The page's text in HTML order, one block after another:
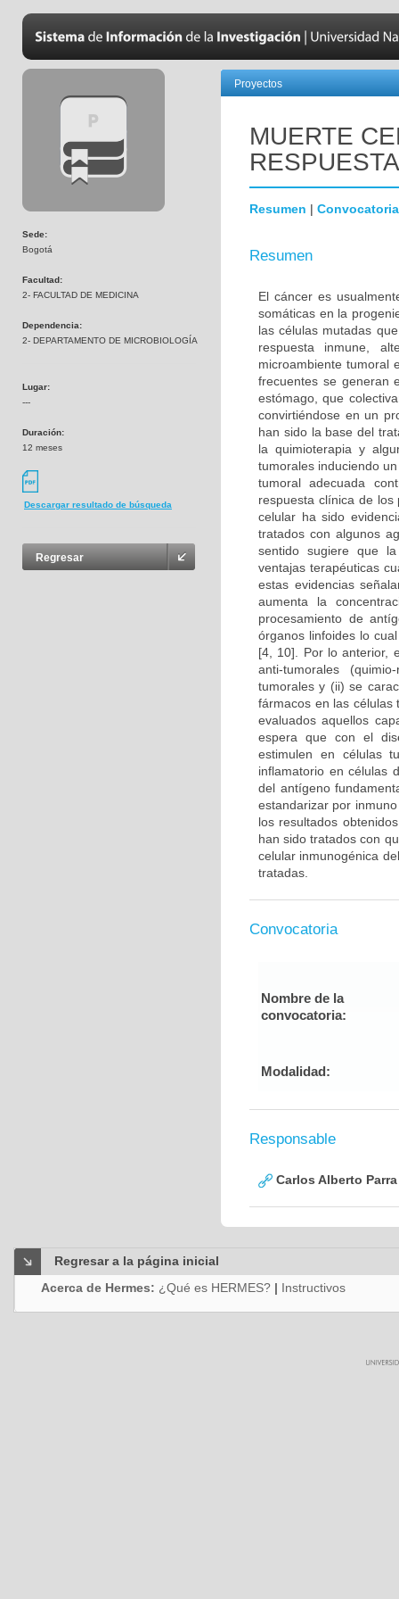
Sede:
Bogotá
Facultad:
2- FACULTAD DE MEDICINA
Dependencia:
2- DEPARTAMENTO DE MICROBIOLOGÍA
Lugar:
---
Duración:
12 meses
Descargar resultado de búsqueda
Regresar
Proyectos
MUERTE
Resumen | Convocatoria
Resumen
El cáncer es
somáticas en la
las células mutadas
respuesta inmune,
microambiente tumoral
frecuentes se generan
estómago, que
convirtiéndose en un
han sido la base del
la quimioterapia y
tumorales induciendo
tumoral adecuada
respuesta clínica de
celular ha sido
tratados con algunos
sentido sugiere que
ventajas terapéuticas
estas evidencias
aumenta la
procesamiento de
órganos linfoides lo
[4, 10]. Por lo anterior,
anti-tumorales
tumorales y (ii) se
fármacos en las células
evaluados aquellos
espera que con el
estimulen en células
inflamatorio en células
del antígeno
estandarizar por
los resultados
han sido tratados con
celular inmunogénica
tratadas.
Convocatoria
Nombre de la
convocatoria:
Modalidad:
Responsable
Carlos Alberto
Regresar a la página inicial
Acerca de Hermes: ¿Qué es HERMES? | Instructivos